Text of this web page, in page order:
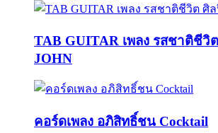
TAB GUITAR เพลง รสชาติชี
JOHN
คอร์ดเพลง อภิสิทธิ์ชน Cocktail